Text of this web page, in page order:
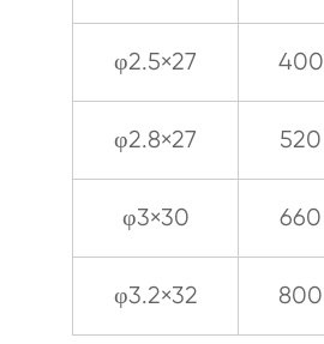
φ2.5×27 400
φ2.8×27 520
φ3×30 660
φ3.2×32 800